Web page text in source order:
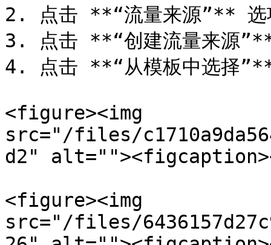
2. 点击 **“流量来源”** 选
3. 点击 **“创建流量来源
4. 点击 **“从模板中选择
<figure><img
src="/files/
d2"
<figure><img
src="/files/